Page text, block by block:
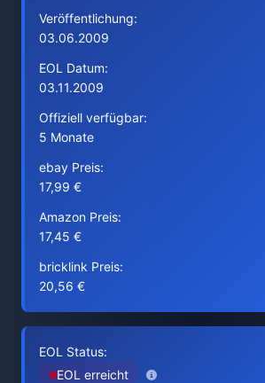
Veröffentlichung:
03.06.2009
EOL Datum:
03.11.2009
Offiziell verfügbar:
5 Monate
ebay Preis:
17,99 €
Amazon Preis:
17,45 €
bricklink Preis:
20,56 €
EOL Status:
EOL erreicht